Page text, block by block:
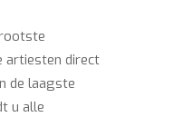
artiesten direct
de laagste
u alle